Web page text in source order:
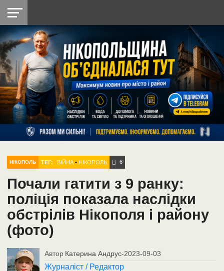
НІКОПОЛЬ
РАЙОН
СІЧЕСЛАВСЬКА
УКРАЇНА
РЕТРО
НІКОПОЛЬ
ЛАЙТ
УКРАЇНА
ДОПОМОГА
РАДІО
НІКОПОЛЬ ТЕГ: ВІЙНА •НІКОПОЛЬ 6
Почали гатити з 9 ранку:
поліція показала наслідки
обстрілів Нікополя і району
(фото)
Автор Катерина Андрус-2023-09-03
Журналіст / Редактор